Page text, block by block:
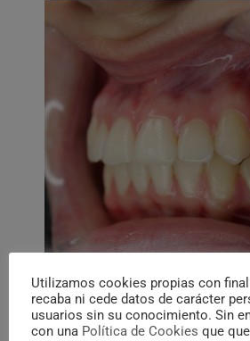
Utilizamos cookies propias con
recaba ni cede datos de carácter
usuarios sin su conocimiento. Sin
con una Política de Cookies que